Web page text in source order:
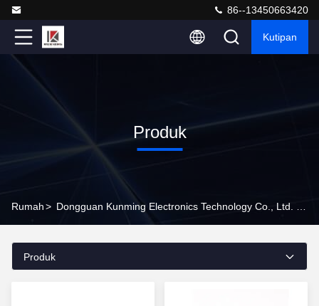
86--13450663420
Kutipan
Produk
Rumah>
Produk